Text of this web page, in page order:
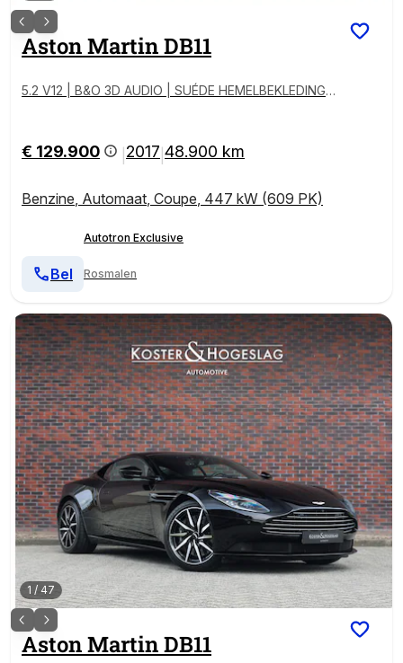
Aston MartinDB11
5.2 V12 | B&O 3D AUDIO | SUÉDE HEMELBEKLEDING |
€ 129.900 2017 48.900 km
Benzine, Automaat, Coupe, 447 kW (609 PK)
Autotron Exclusive
Rosmalen
Bel
1 / 47
Aston MartinDB11